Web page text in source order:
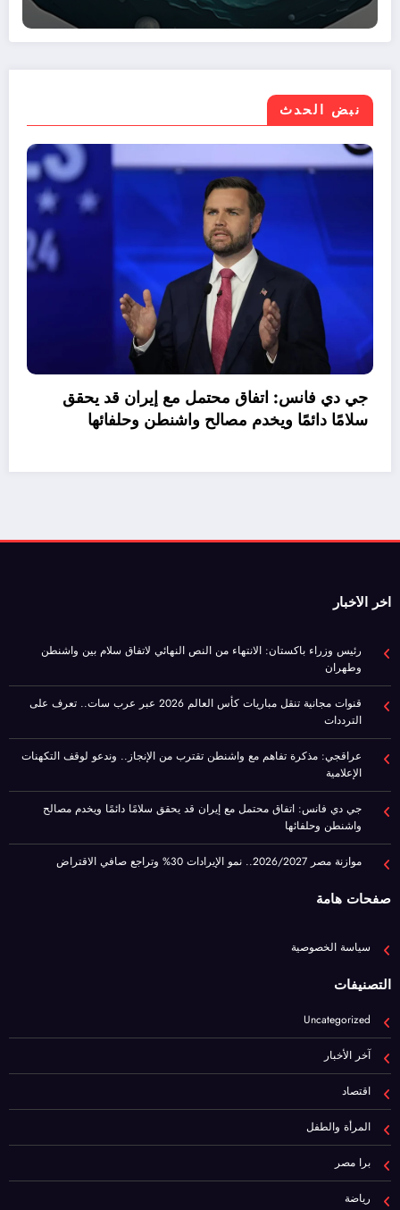
نبض الحدث
صافي الاقتراض
عراقجي: مذكرة تفاهم مع واشنطن تقترب من الإنجاز.. وندعو لوقف التكهنات
الإعلامية
جي دي فانس: اتفاق محتمل مع إيران قد يحقق سلامًا دائمًا ويخدم مصالح
واشنطن وحلفائها
موازنة مصر 2026/2027.. نمو الإيرادات 30% وتراجع صافي الاقتراض
صفحات هامة
سياسة الخصوصية
التصنيفات
المرأة والطفل
برا مصر
رياضة
عيشها ببساطة
فن